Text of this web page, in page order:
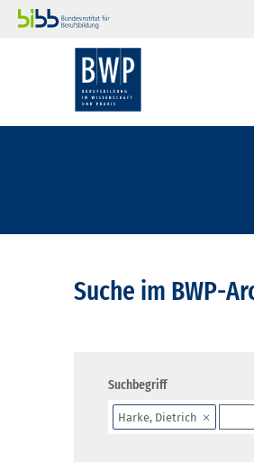
Suche im BWP-
Suchbegriff
Harke, Dietrich